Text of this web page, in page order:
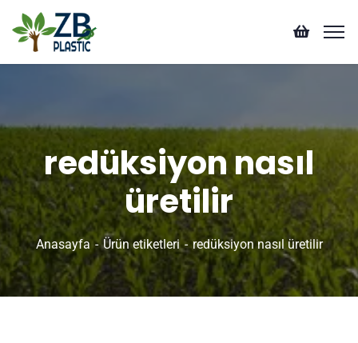
redüksiyon nasıl
üretilir
Anasayfa Ürün etiketleri redüksiyon nasıl üretilir